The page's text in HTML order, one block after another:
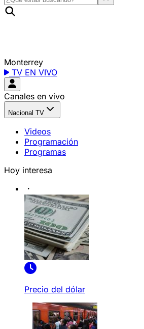
Monterrey
TV EN VIVO
Canales en vivo
Nacional TV
Videos
Programación
Programas
Hoy interesa
Precio del dólar